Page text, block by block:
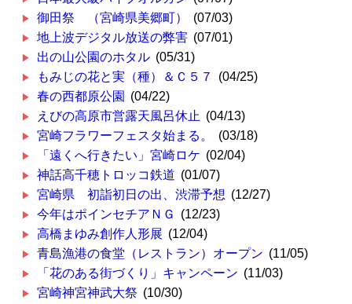
御田祭 （宮崎県美郷町）
(07/03)
地上波デジタル放送の弊害 (07/01)
出の山公園のホタル (05/31)
もみじの花と実（種）＆Ｃ５７
(04/25)
春の西都原公園
(04/22)
えびの高原市営露天風呂休止 (04/13)
宮崎フラワーフェスタ始まる。
(03/18)
「遠くへ行きたい」宮崎ロケ (02/04)
神話高千穂トロッコ鉄道 (01/07)
宮崎県 初詣初日の出、渋滞予想 (12/27)
今年はポインセチアＮＧ
(12/23)
高橋まゆみ創作人形展 (12/04)
青島漁港の食堂（レストラン）オープン (11/05)
「花のある街づくり」キャンペーン (11/03)
宮崎神宮神武大祭 (10/30)